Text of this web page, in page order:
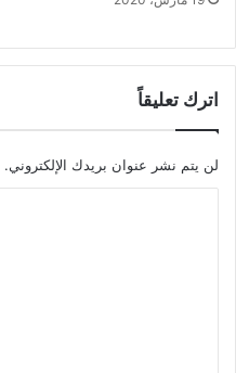
اترك تعليقاً
لن يتم نشر عنوان بريدك الإلكتروني.